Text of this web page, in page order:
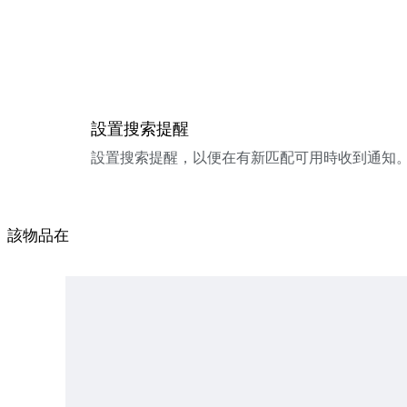
設置搜索提醒
設置搜索提醒，以便在有新匹配可用時收到通知
該物品在